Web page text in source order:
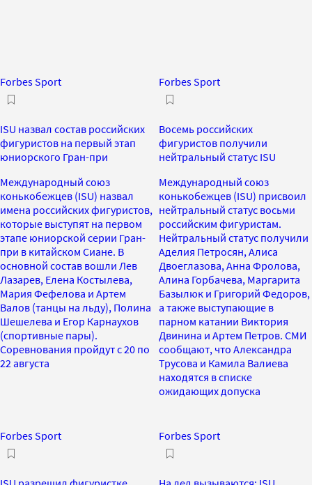
Forbes Sport
ISU назвал состав российских
фигуристов на первый этап
юниорского Гран-при
Международный союз
конькобежцев (ISU) назвал
имена российских фигуристов,
которые выступят на первом
этапе юниорской серии Гран-
при в китайском Сиане. В
основной состав вошли Лев
Лазарев, Елена Костылева,
Мария Фефелова и Артем
Валов (танцы на льду), Полина
Шешелева и Егор Карнаухов
(спортивные пары).
Соревнования пройдут с 20 по
22 августа
Forbes Sport
Восемь российских
фигуристов получили
нейтральный статус ISU
Международный союз
конькобежцев (ISU) присвоил
нейтральный статус восьми
российским фигуристам.
Нейтральный статус получили
Аделия Петросян, Алиса
Двоеглазова, Анна Фролова,
Алина Горбачева, Маргарита
Базылюк и Григорий Федоров,
а также выступающие в
парном катании Виктория
Двинина и Артем Петров. СМИ
сообщают, что Александра
Трусова и Камила Валиева
находятся в списке
ожидающих допуска
Forbes Sport Forbes Sport